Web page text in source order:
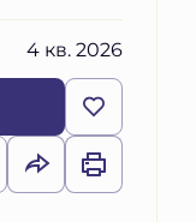
4 кв. 2026